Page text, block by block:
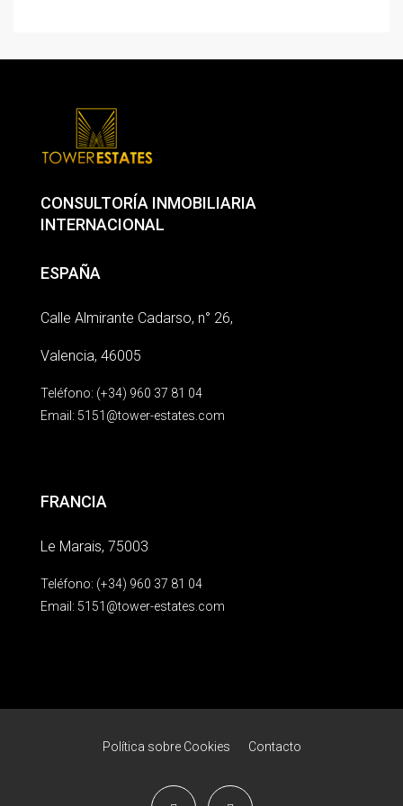
CONSULTORÍA INMOBILIARIA
INTERNACIONAL
ESPAÑA
Calle Almirante Cadarso, n° 26,
Valencia, 46005
Teléfono: (+34) 960 37 81 04
Email: 5151@tower-estates.com
FRANCIA
Le Marais, 75003
Teléfono: (+34) 960 37 81 04
Email: 5151@tower-estates.com
Política sobre Cookies Contacto